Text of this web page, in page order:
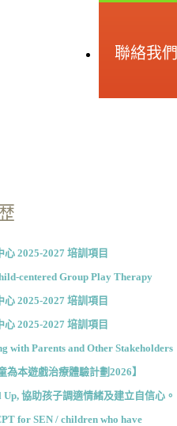
聯絡我們
2025-2027 培訓項目
centered Group Play Therapy
2025-2027 培訓項目
2025-2027 培訓項目
with Parents and Other Stakeholders
為本遊戲治療體驗計劃2026】
協助孩子調適情緒及建立自信心。
for SEN / children who have